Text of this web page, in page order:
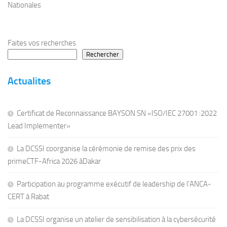
Nationales
Faites vos recherches
Rechercher
Actualites
Certificat de Reconnaissance BAYSON SN «ISO/IEC 27001 :2022
Lead Implementer»
La DCSSI coorganise la cérémonie de remise des prix des
primeCTF-Africa 2026 àDakar
Participation au programme exécutif de leadership de l’ANCA-
CERT à Rabat
La DCSSI organise un atelier de sensibilisation à la cybersécurité